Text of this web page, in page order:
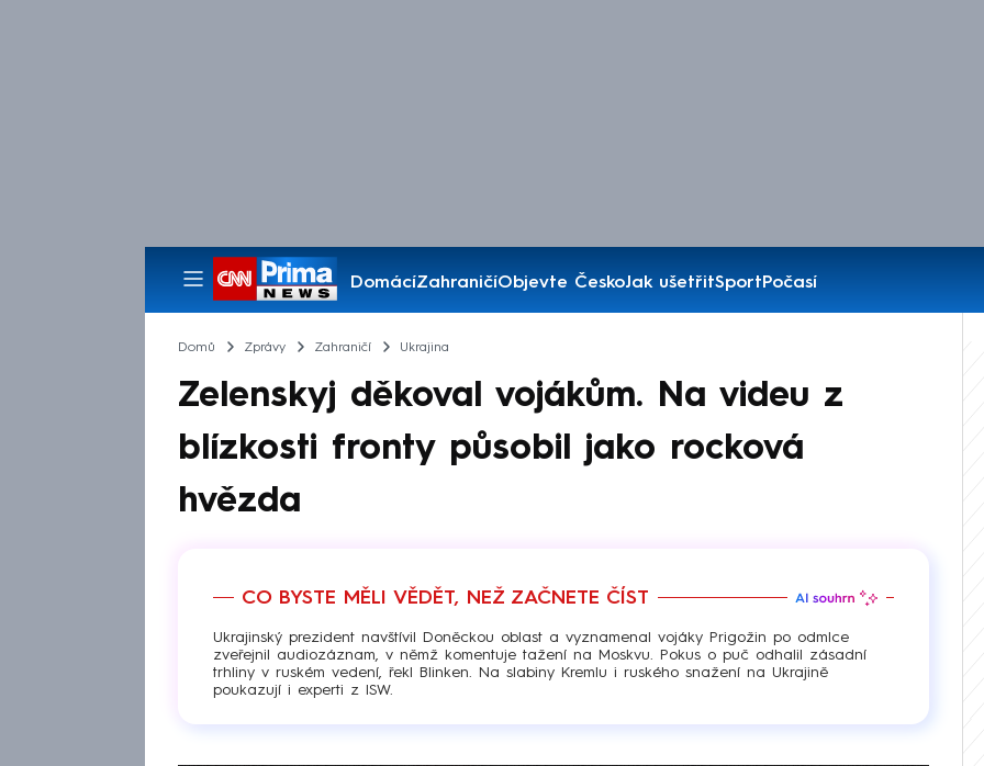
DomácíZahraničíObjevte ČeskoJak ušetřitSportPočasí
Pořady
Domů Zprávy Zahraničí Ukrajina
Zelenskyj děkoval vojákům. Na videu z
blízkosti fronty působil jako rocková
hvězda
CO BYSTE MĚLI VĚDĚT, NEŽ ZAČNETE ČÍST
Ukrajinský prezident navštívil Doněckou oblast a vyznamenal vojáky Prigožin po odmlce
zveřejnil audiozáznam, v němž komentuje tažení na Moskvu. Pokus o puč odhalil zásadní
trhliny v ruském vedení, řekl Blinken. Na slabiny Kremlu i ruského snažení na Ukrajině
poukazují i experti z ISW.